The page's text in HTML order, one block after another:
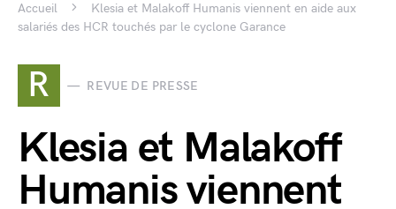
Accueil
Klesia et Malakoff Humanis viennent en aide aux
salariés des HCR touchés par le cyclone Garance
R REVUE DE PRESSE
Klesia et Malakoff
Humanis viennent